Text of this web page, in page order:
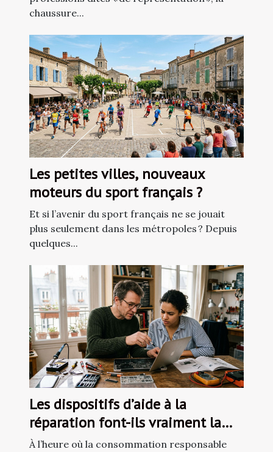
chaussure...
Les petites villes, nouveaux
moteurs du sport français ?
Et si l’avenir du sport français ne se jouait
plus seulement dans les métropoles ? Depuis
quelques...
Les dispositifs d’aide à la
réparation font-ils vraiment la
différence
À l’heure où la consommation responsable